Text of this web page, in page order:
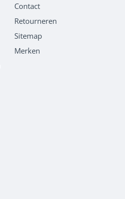
Contact
Retourneren
Sitemap
Merken